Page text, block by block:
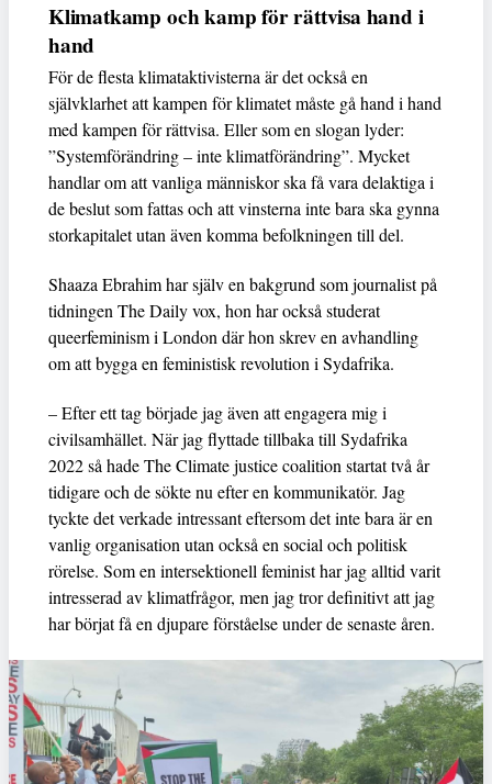
Klimatkamp och kamp för rättvisa hand i
hand
För de flesta klimataktivisterna är det också en
självklarhet att kampen för klimatet måste gå hand i hand
med kampen för rättvisa. Eller som en slogan lyder:
”Systemförändring – inte klimatförändring”. Mycket
handlar om att vanliga människor ska få vara delaktiga i
de beslut som fattas och att vinsterna inte bara ska gynna
storkapitalet utan även komma befolkningen till del.
Shaaza Ebrahim har själv en bakgrund som journalist på
tidningen The Daily vox, hon har också studerat
queerfeminism i London där hon skrev en avhandling
om att bygga en feministisk revolution i Sydafrika.
– Efter ett tag började jag även att engagera mig i
civilsamhället. När jag flyttade tillbaka till Sydafrika
2022 så hade The Climate justice coalition startat två år
tidigare och de sökte nu efter en kommunikatör. Jag
tyckte det verkade intressant eftersom det inte bara är en
vanlig organisation utan också en social och politisk
rörelse. Som en intersektionell feminist har jag alltid varit
intresserad av klimatfrågor, men jag tror definitivt att jag
har börjat få en djupare förståelse under de senaste åren.